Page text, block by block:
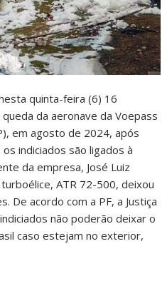
quinta-feira (6) 16
da aeronave da Voepass
em agosto de 2024, após
indiciados são ligados à
da empresa, José Luiz
ATR 72-500, deixou
De acordo com a PF, a Justiça
não poderão deixar o
caso estejam no exterior,